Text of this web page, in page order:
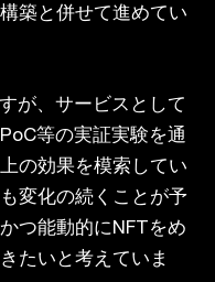
築と併せて進めてい
が、サービスとして
等の実証実験を通
の効果を模索してい
変化の続くことが予
つ能動的にNFTをめ
たいと考えていま